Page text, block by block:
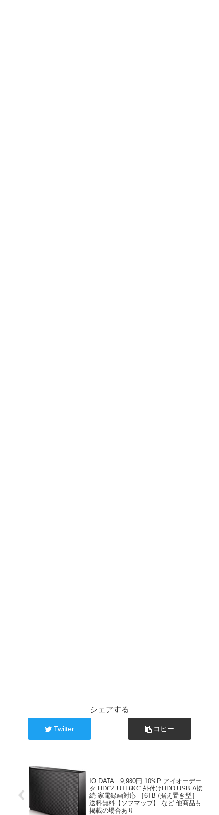
シェアする
Twitter コピー
IO DATA 9,980円 10%P アイオーデー
タ HDCZ-UTL6KC 外付けHDD USB-A接
続 家電録画対応 ［6TB /据え置き型］
送料無料【ソフマップ】 など 他商品も
掲載の場合あり